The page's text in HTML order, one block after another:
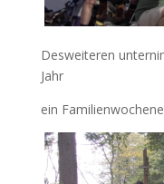
Desweiteren
Jahr
ein